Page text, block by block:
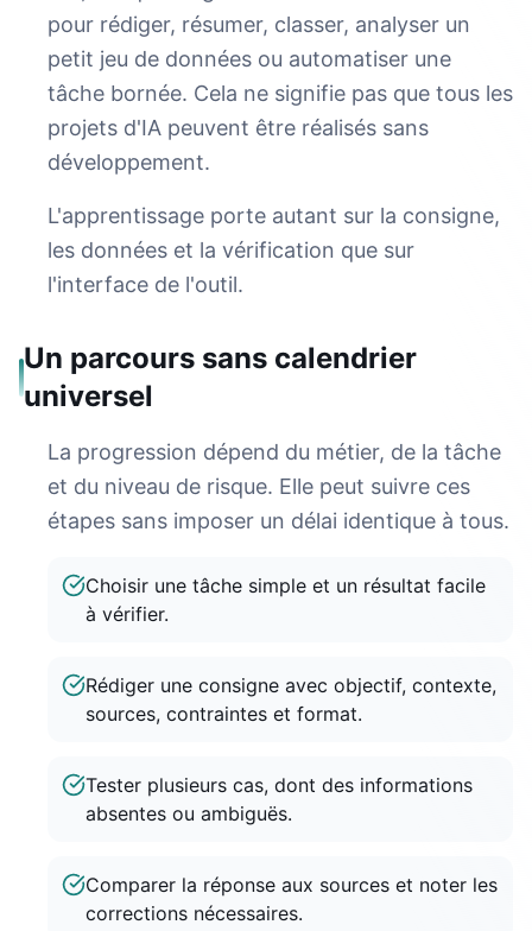
pour rédiger, résumer, classer, analyser un
petit jeu de données ou automatiser une
tâche bornée. Cela ne signifie pas que tous les
projets d'IA peuvent être réalisés sans
développement.
L'apprentissage porte autant sur la consigne,
les données et la vérification que sur
l'interface de l'outil.
Un parcours sans calendrier
universel
La progression dépend du métier, de la tâche
et du niveau de risque. Elle peut suivre ces
étapes sans imposer un délai identique à tous.
Choisir une tâche simple et un résultat facile
à vérifier.
Rédiger une consigne avec objectif, contexte,
sources, contraintes et format.
Tester plusieurs cas, dont des informations
absentes ou ambiguës.
Comparer la réponse aux sources et noter les
corrections nécessaires.